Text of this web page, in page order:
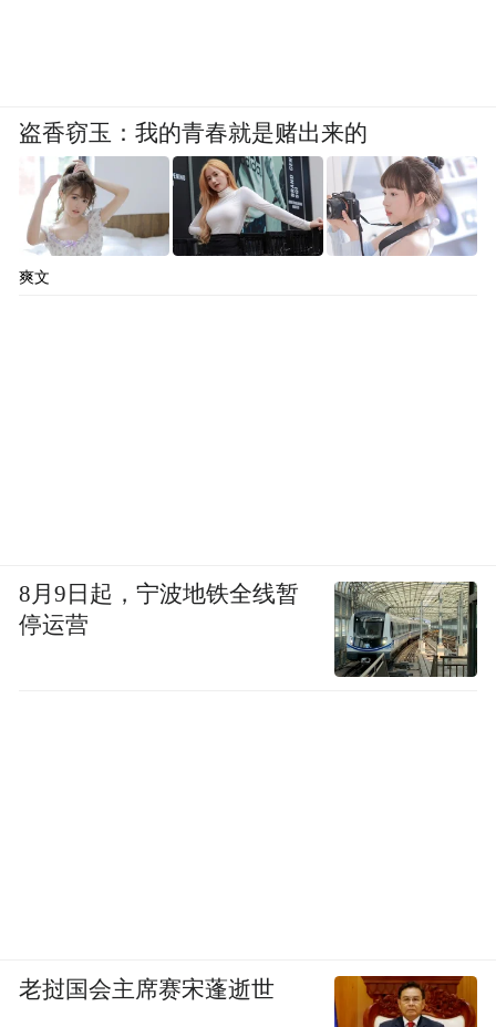
盗香窃玉：我的青春就是赌出来的
爽文
8月9日起，宁波地铁全线暂
停运营
老挝国会主席赛宋蓬逝世